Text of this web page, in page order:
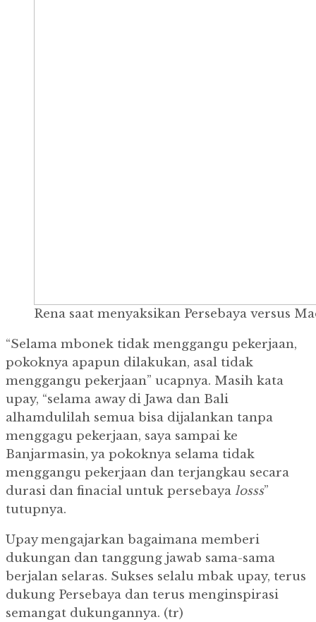
Rena saat menyaksikan Persebaya versus
“Selama mbonek tidak menggangu pekerjaan,
pokoknya apapun dilakukan, asal tidak
menggangu pekerjaan” ucapnya. Masih kata
upay, “selama away di Jawa dan Bali
alhamdulilah semua bisa dijalankan tanpa
menggagu pekerjaan, saya sampai ke
Banjarmasin, ya pokoknya selama tidak
menggangu pekerjaan dan terjangkau secara
durasi dan finacial untuk persebaya losss”
tutupnya.
Upay mengajarkan bagaimana memberi
dukungan dan tanggung jawab sama-sama
berjalan selaras. Sukses selalu mbak upay, terus
dukung Persebaya dan terus menginspirasi
semangat dukungannya. (tr)